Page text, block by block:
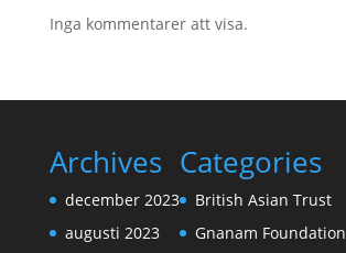
Inga kommentarer att visa.
Archives
december 2023
augusti 2023
Categories
British Asian Trust
Gnanam Foundation